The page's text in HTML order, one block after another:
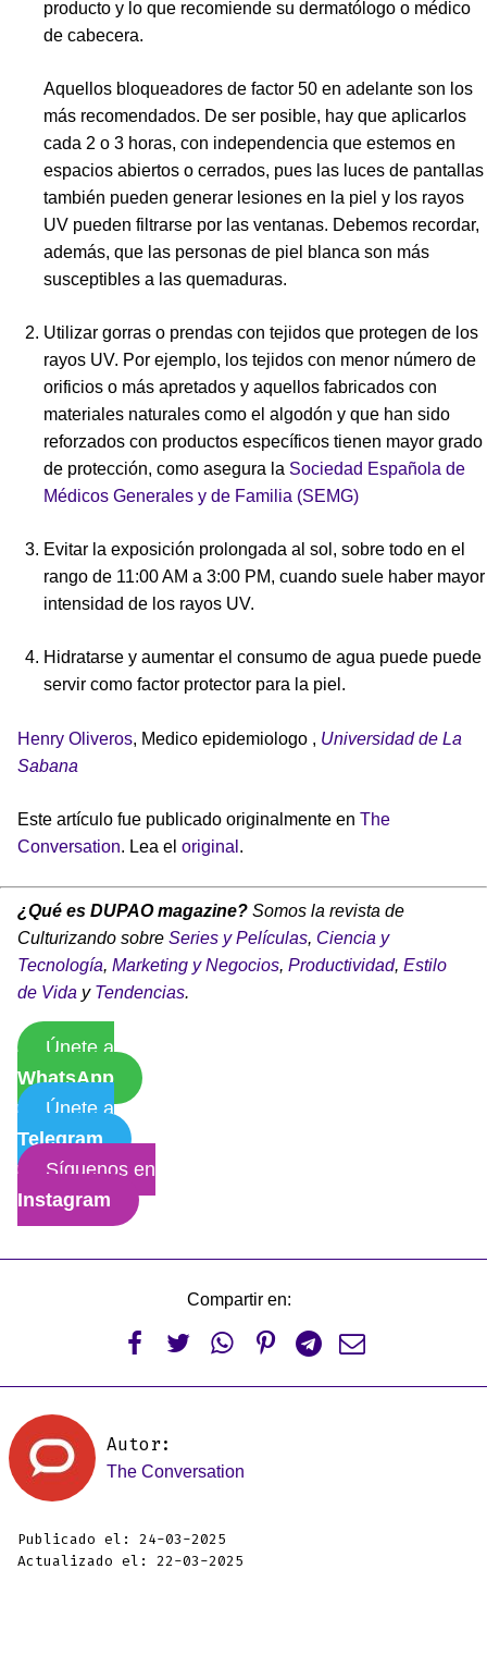
producto y lo que recomiende su dermatólogo o médico
de cabecera.
Aquellos bloqueadores de factor 50 en adelante son los
más recomendados. De ser posible, hay que aplicarlos
cada 2 o 3 horas, con independencia que estemos en
espacios abiertos o cerrados, pues las luces de pantallas
también pueden generar lesiones en la piel y los rayos
UV pueden filtrarse por las ventanas. Debemos recordar,
además, que las personas de piel blanca son más
susceptibles a las quemaduras.
Utilizar gorras o prendas con tejidos que protegen de los
rayos UV. Por ejemplo, los tejidos con menor número de
orificios o más apretados y aquellos fabricados con
materiales naturales como el algodón y que han sido
reforzados con productos específicos tienen mayor grado
de protección, como asegura la Sociedad Española de
Médicos Generales y de Familia (SEMG)
Evitar la exposición prolongada al sol, sobre todo en el
rango de 11:00 AM a 3:00 PM, cuando suele haber mayor
intensidad de los rayos UV.
Hidratarse y aumentar el consumo de agua puede puede
servir como factor protector para la piel.
Henry Oliveros, Medico epidemiologo , Universidad de La
Sabana
Este artículo fue publicado originalmente en The
Conversation. Lea el original .
¿Qué es DUPAO magazine? Somos la revista de
Culturizando sobre Series y Películas, Ciencia y
Tecnología, Marketing y Negocios, Productividad, Estilo
de Vida y Tendencias.
Únete a
WhatsApp
Únete a
Telegram
Síguenos en
Instagram
Compartir en:
     
Autor:
The Conversation
Publicado el: 24-03-2025
Actualizado el: 22-03-2025